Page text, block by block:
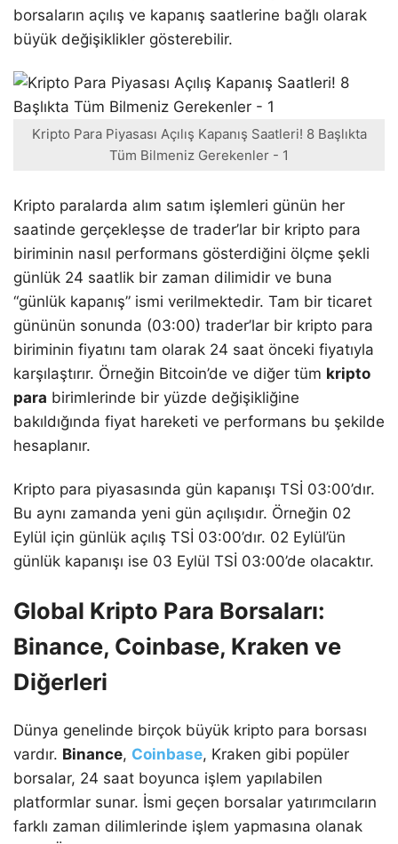
borsaların açılış ve kapanış saatlerine bağlı olarak
büyük değişiklikler gösterebilir.
Kripto Para Piyasası Açılış Kapanış Saatleri! 8 Başlıkta
Tüm Bilmeniz Gerekenler - 1
Kripto paralarda alım satım işlemleri günün her
saatinde gerçekleşse de trader’lar bir kripto para
biriminin nasıl performans gösterdiğini ölçme şekli
günlük 24 saatlik bir zaman dilimidir ve buna
“günlük kapanış” ismi verilmektedir. Tam bir ticaret
gününün sonunda (03:00) trader’lar bir kripto para
biriminin fiyatını tam olarak 24 saat önceki fiyatıyla
karşılaştırır. Örneğin Bitcoin’de ve diğer tüm kripto
para birimlerinde bir yüzde değişikliğine
bakıldığında fiyat hareketi ve performans bu şekilde
hesaplanır.
Kripto para piyasasında gün kapanışı TSİ 03:00’dır.
Bu aynı zamanda yeni gün açılışıdır. Örneğin 02
Eylül için günlük açılış TSİ 03:00’dır. 02 Eylül’ün
günlük kapanışı ise 03 Eylül TSİ 03:00’de olacaktır.
Global Kripto Para Borsaları:
Binance, Coinbase, Kraken ve
Diğerleri
Dünya genelinde birçok büyük kripto para borsası
vardır. Binance, Coinbase, Kraken gibi popüler
borsalar, 24 saat boyunca işlem yapılabilen
platformlar sunar. İsmi geçen borsalar yatırımcıların
farklı zaman dilimlerinde işlem yapmasına olanak